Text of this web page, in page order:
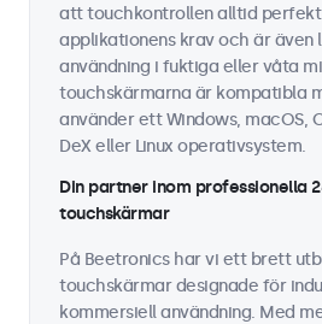
att touchkontrollen alltid
applikationens krav och är även
användning i fuktiga eller våta
touchskärmarna är kompatibla
använder ett Windows, macOS,
DeX eller Linux operativsystem.
Din partner inom professionella
touchskärmar
På Beetronics har vi ett brett
touchskärmar designade för
kommersiell användning. Med